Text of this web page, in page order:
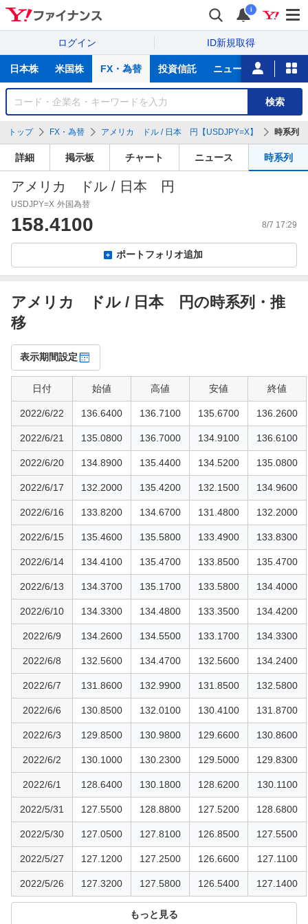
i
ログイン ID新規取得
サ
日本株 米国株 FX・為替 投資信託 ニュース 証券会
銘
検
索
検索
トップ FX・為替 アメリカ ドル / 日本 円【USDJPY=X】 時系列
詳細 掲示板 チャート ニュース 時系列
アメリカ ドル / 日本 円
USDJPY=X 外国為替
158.4100 8/7 17:29
ポートフォリオ追加
アメリカ ドル / 日本 円の時系列・推
移
時
系
列表示期間設定
日付 始値 高値 安値 終値
2022/6/22 136.6400 136.7100 135.6700 136.2600
2022/6/21 135.0800 136.7000 134.9100 136.6100
2022/6/20 134.8900 135.4400 134.5200 135.0800
2022/6/17 132.2000 135.4200 132.1500 134.9600
2022/6/16 133.8200 134.6700 131.4800 132.2000
2022/6/15 135.4600 135.5800 133.4900 133.8300
2022/6/14 134.4100 135.4700 133.8500 135.4700
2022/6/13 134.3700 135.1700 133.5800 134.4000
2022/6/10 134.3300 134.4800 133.3500 134.4200
2022/6/9 134.2600 134.5500 133.1700 134.3300
2022/6/8 132.5600 134.4700 132.5600 134.2400
2022/6/7 131.8600 132.9900 131.8500 132.5800
2022/6/6 130.8500 132.0100 130.4100 131.8700
2022/6/3 129.8500 130.9800 129.6600 130.8600
2022/6/2 130.1000 130.2300 129.5000 129.8300
2022/6/1 128.6400 130.1800 128.6200 130.1100
2022/5/31 127.5500 128.8800 127.5200 128.6800
2022/5/30 127.0500 127.8100 126.8500 127.5500
2022/5/27 127.1200 127.2500 126.6600 127.1100
2022/5/26 127.3200 127.5800 126.5400 127.1400
もっと見る